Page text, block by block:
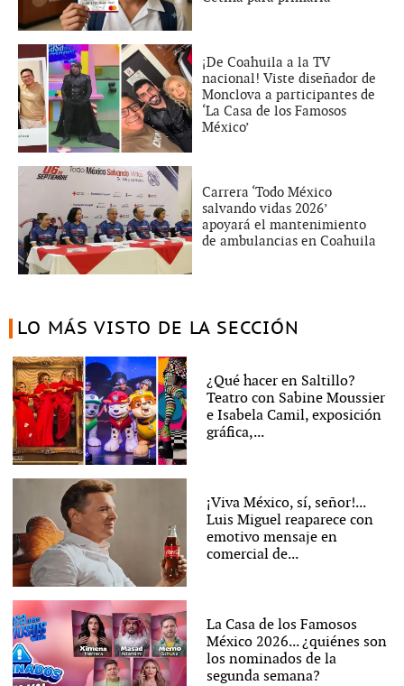
¡De Coahuila a la TV
nacional! Viste diseñador de
Monclova a participantes de
‘La Casa de los Famosos
México’
Carrera ‘Todo México
salvando vidas 2026’
apoyará el mantenimiento
de ambulancias en Coahuila
LO MÁS VISTO DE LA SECCIÓN
¿Qué hacer en Saltillo?
Teatro con Sabine Moussier
e Isabela Camil, exposición
gráfica,...
¡Viva México, sí, señor!...
Luis Miguel reaparece con
emotivo mensaje en
comercial de...
La Casa de los Famosos
México 2026... ¿quiénes son
los nominados de la
segunda semana?